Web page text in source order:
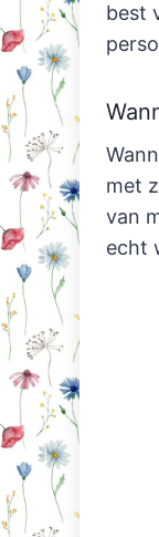
best
met
van
echt